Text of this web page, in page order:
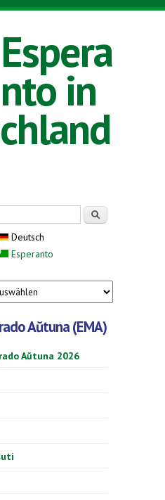
Espera
nto in
Deutsch
Esperanto
Aŭtuna (EMA)
Aŭtuna 2026